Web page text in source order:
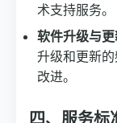
术支持服务。
软件升级与
升级和更新
改进。
四、服务标